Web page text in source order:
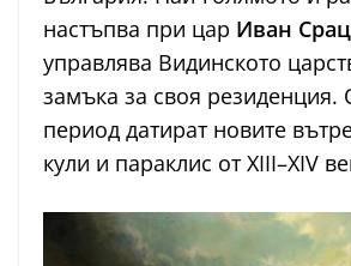
настъпва при цар Иван
управлява Видинското
замъка за своя резиденция.
период датират новите
кули и параклис от XIII–XIV